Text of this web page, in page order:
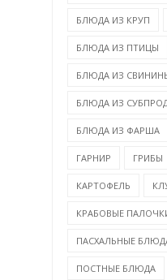
БЛЮДА ИЗ КРУП
БЛЮДА ИЗ ПТИЦЫ
БЛЮДА ИЗ
БЛЮДА ИЗ
БЛЮДА ИЗ ФАРША
ГАРНИР ГРИБЫ
КАРТОФЕЛЬ
КРАБОВЫЕ
ПАСХАЛЬНЫЕ
ПОСТНЫЕ БЛЮДА